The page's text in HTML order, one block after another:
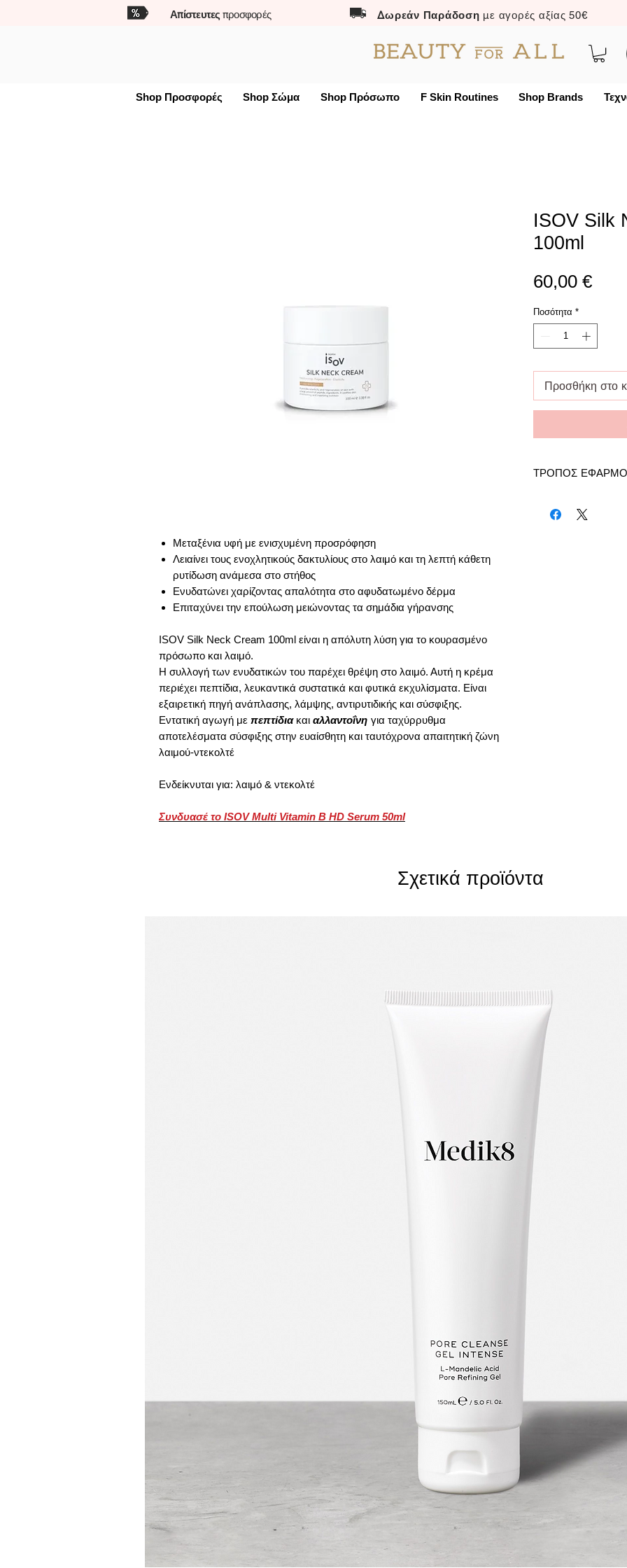
Απίστευτες προσφορές Δωρεάν Παράδοση με αγορές αξίας 50€
Shop Προσφορές Shop Σώμα Shop Πρόσωπο F Skin Routines Shop Brands
Μεταξένια υφή με ενισχυμένη προσρόφηση
Λειαίνει τους ενοχλητικούς δακτυλίους στο λαιμό και τη λεπτή κάθετη
ρυτίδωση ανάμεσα στο στήθος
Ενυδατώνει χαρίζοντας απαλότητα στο αφυδατωμένο δέρμα
Επιταχύνει την επούλωση μειώνοντας τα σημάδια γήρανσης
ISOV Silk Neck Cream 100ml είναι η απόλυτη λύση για το κουρασμένο
πρόσωπο και λαιμό.
Η συλλογή των ενυδατικών του παρέχει θρέψη στο λαιμό. Αυτή η κρέμα
περιέχει πεπτίδια, λευκαντικά συστατικά και φυτικά εκχυλίσματα. Είναι
εξαιρετική πηγή ανάπλασης, λάμψης, αντιρυτιδικής και σύσφιξης.
Εντατική αγωγή με πεπτίδιακαι αλλαντοΐνη για ταχύρρυθμα
αποτελέσματα σύσφιξης στην ευαίσθητη και ταυτόχρονα απαιτητική ζώνη
λαιμού-ντεκολτέ
Ενδείκνυται για: λαιμό & ντεκολτέ
Συνδυασέ το ISOV Multi Vitamin B HD Serum 50ml
ISOV Silk
100ml
60,00 €Τιμή
Ποσότητα *
Προσθήκη στο
ΤΡΟΠΟΣ
κρέμας πρωί και
Σχετικά προϊόντα